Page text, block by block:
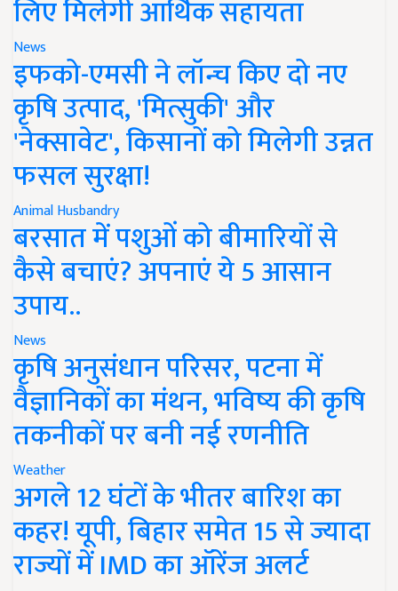
लिए मिलेगी आर्थिक सहायता
News
इफको-एमसी ने लॉन्च किए दो नए
कृषि उत्पाद, 'मित्सुकी' और
'नेक्सावेट', किसानों को मिलेगी उन्नत
फसल सुरक्षा!
Animal Husbandry
बरसात में पशुओं को बीमारियों से
कैसे बचाएं? अपनाएं ये 5 आसान
उपाय..
News
कृषि अनुसंधान परिसर, पटना में
वैज्ञानिकों का मंथन, भविष्य की कृषि
तकनीकों पर बनी नई रणनीति
Weather
अगले 12 घंटों के भीतर बारिश का
कहर! यूपी, बिहार समेत 15 से ज्यादा
राज्यों में IMD का ऑरेंज अलर्ट